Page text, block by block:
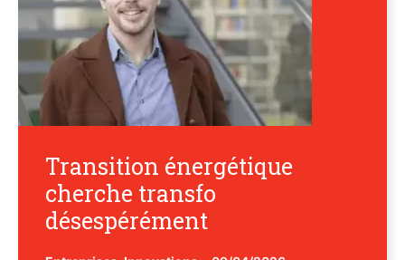
Transition énergétique
cherche transfo
désespérément